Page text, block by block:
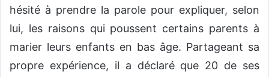
hésité à prendre la parole pour expliquer, selon
lui, les raisons qui poussent certains parents à
marier leurs enfants en bas âge. Partageant sa
propre expérience, il a déclaré que 20 de ses